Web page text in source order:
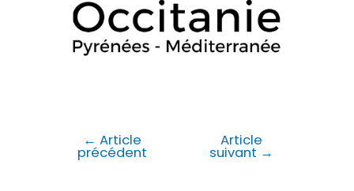
← Article
précédent
Article
suivant →